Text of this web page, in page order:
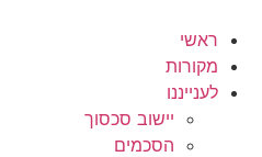
לתוכן
ראשי
מקורות
לענייננו
יישוב סכסוך
הסכמים